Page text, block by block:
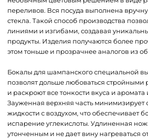
переливов. Вся посуда выполнена
стекла. Такой способ производства
линиями и изгибами, создавая
продукты. Изделия получаются более
этом тоньше и прозрачнее аналогов из
Бокалы для шампанского специальной
позволят дольше любоваться стройными
и раскроют все тонкости вкуса и аромата
Зауженная верхняя часть минимизирует
жидкости с воздухом, что обеспечивает
испарение углекислоты. Удлиненная
утонченным и не дает вину нагреваться